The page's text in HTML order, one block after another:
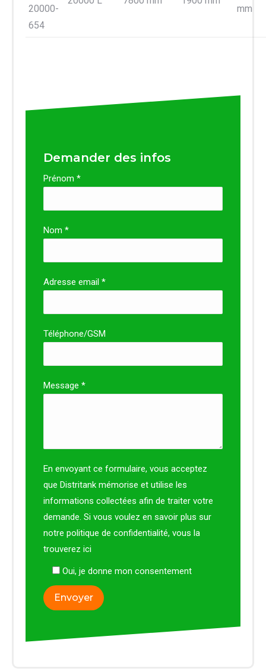
20000-
654
mm
Demander des infos
Prénom *
Nom *
Adresse email *
Téléphone/GSM
Message *
En envoyant ce formulaire, vous acceptez
que Distritank mémorise et utilise les
informations collectées afin de traiter votre
demande. Si vous voulez en savoir plus sur
notre politique de confidentialité, vous la
trouverez ici
Oui, je donne mon consentement